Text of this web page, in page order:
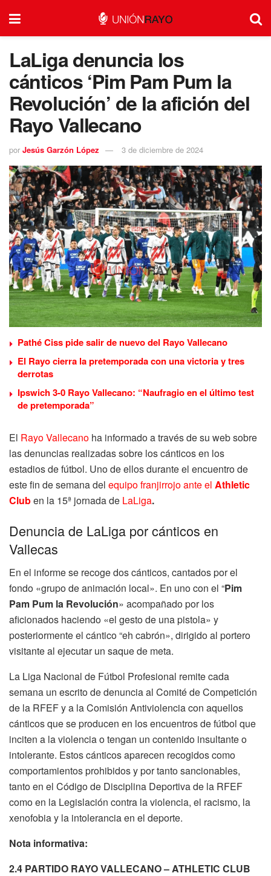
LaLiga denuncia los
cánticos ‘Pim Pam Pum la
Revolución’ de la afición del
Rayo Vallecano
por Jesús Garzón López 3 de diciembre de 2024
Pathé Ciss pide salir de nuevo del Rayo Vallecano
El Rayo cierra la pretemporada con una victoria y tres
derrotas
Ipswich 3-0 Rayo Vallecano: “Naufragio en el último test
de pretemporada”
El Rayo Vallecano ha informado a través de su web sobre
las denuncias realizadas sobre los cánticos en los
estadios de fútbol. Uno de ellos durante el encuentro de
este fin de semana del equipo franjirrojo ante el Athletic
Cluben la 15ª jornada de LaLiga.
Denuncia de LaLiga por cánticos en
Vallecas
En el informe se recoge dos cánticos, cantados por el
fondo «grupo de animación local». En uno con el “Pim
Pam Pum la Revolución» acompañado por los
aficionados haciendo «el gesto de una pistola» y
posteriormente el cántico “eh cabrón», dirigido al portero
visitante al ejecutar un saque de meta.
La Liga Nacional de Fútbol Profesional remite cada
semana un escrito de denuncia al Comité de Competición
de la RFEF y a la Comisión Antiviolencia con aquellos
cánticos que se producen en los encuentros de fútbol que
inciten a la violencia o tengan un contenido insultante o
intolerante. Estos cánticos aparecen recogidos como
comportamientos prohibidos y por tanto sancionables,
tanto en el Código de Disciplina Deportiva de la RFEF
como en la Legislación contra la violencia, el racismo, la
xenofobia y la intolerancia en el deporte.
Nota informativa:
2.4 PARTIDO RAYO VALLECANO – ATHLETIC CLUB